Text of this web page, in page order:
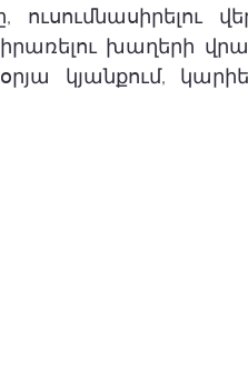
խաղերի
կյանքում,